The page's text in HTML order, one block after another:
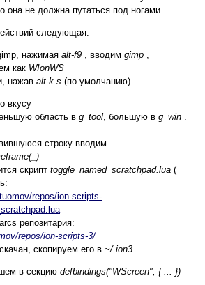
она не должна путаться под ногами.
следующая:
нажимая alt-f9 , вводим gimp ,
как WIonWS
нажав alt-k s (по умолчанию)
вкусу
область в g_tool, большую в g_win .
строку вводим
скрипт toggle_named_scratchpad.lua (
repos/ion-scripts-
репозитария:
repos/ion-scripts-3/
скопируем его в ~/.ion3
в секцию defbindings("WScreen", { ... })